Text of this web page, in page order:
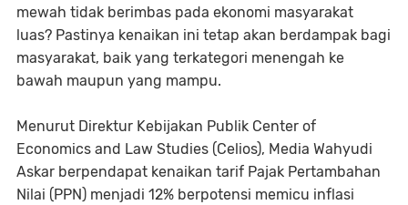
mewah tidak berimbas pada ekonomi masyarakat
luas? Pastinya kenaikan ini tetap akan berdampak bagi
masyarakat, baik yang terkategori menengah ke
bawah maupun yang mampu.
Menurut Direktur Kebijakan Publik Center of
Economics and Law Studies (Celios), Media Wahyudi
Askar berpendapat kenaikan tarif Pajak Pertambahan
Nilai (PPN) menjadi 12% berpotensi memicu inflasi